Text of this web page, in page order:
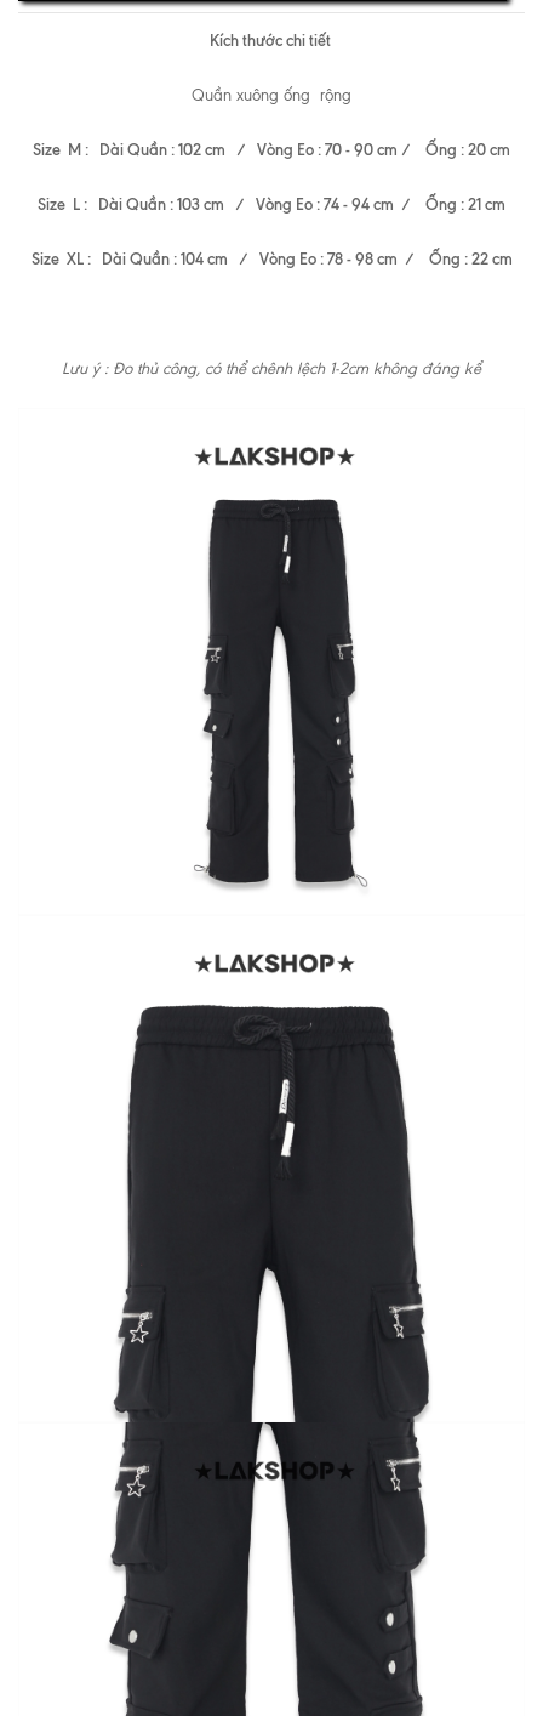
Kích thước chi tiết
Quần xuông ống rộng
Size M : Dài Quần : 102 cm / Vòng Eo : 70 - 90 cm / Ống : 20 cm
Size L : Dài Quần : 103 cm / Vòng Eo : 74 - 94 cm / Ống : 21 cm
Size XL : Dài Quần : 104 cm / Vòng Eo : 78 - 98 cm / Ống : 22 cm
Lưu ý : Đo thủ công, có thể chênh lệch 1-2cm không đáng kể